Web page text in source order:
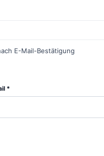
E-Mail-Bestätigung
*